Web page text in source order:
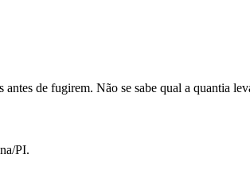
de fugirem. Não se sabe qual a quantia
PI.